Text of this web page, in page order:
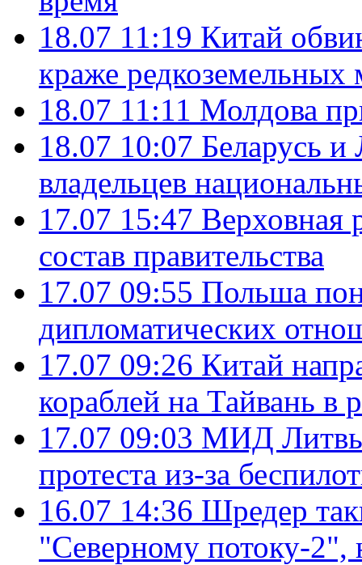
18.07 11:19 Китай
краже редкоземельных
18.07 11:11 Молдова
18.07 10:07 Беларусь
владельцев
17.07 15:47 Верховная
состав правительства
17.07 09:55 Польша
дипломатических
17.07 09:26 Китай
кораблей на Тайвань в
17.07 09:03 МИД Литвы
протеста из-за
16.07 14:36 Шредер
"Северному потоку-2",